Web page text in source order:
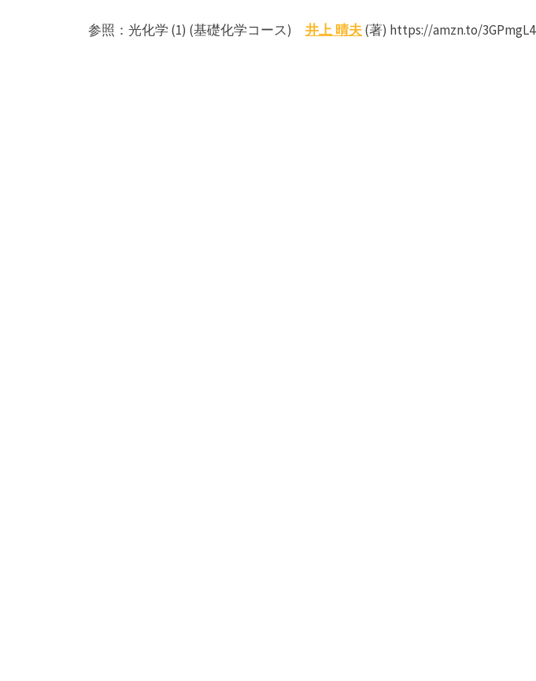
参照：光化学 (1) (基礎化学コース) 井上 晴夫(著) https://amzn.to/3GPmgL4